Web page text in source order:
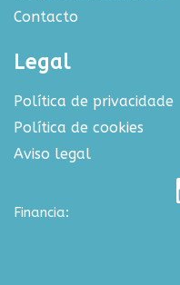
Contacto
Legal
Política de privacidade
Política de cookies
Aviso legal
Financia: